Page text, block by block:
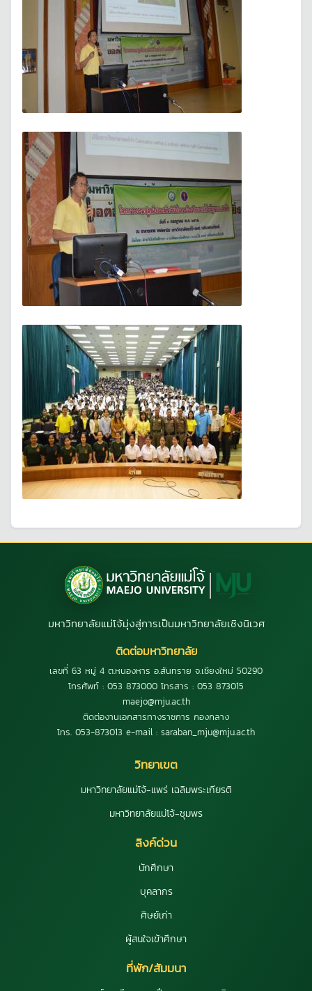
มหาวิทยาลัยแม่โจ้มุ่งสู่การเป็นมหาวิทยาลัยเชิงนิเวศ
ติดต่อมหาวิทยาลัย
เลขที่ 63 หมู่ 4 ต.หนองหาร อ.สันทราย จ.เชียงใหม่ 50290
โทรศัพท์ : 053 873000 โทรสาร : 053 873015
maejo@mju.ac.th
ติดต่องานเอกสารทางราชการ กองกลาง
โทร. 053-873013 e-mail : saraban_mju@mju.ac.th
วิทยาเขต
มหาวิทยาลัยแม่โจ้-แพร่ เฉลิมพระเกียรติ
มหาวิทยาลัยแม่โจ้-ชุมพร
ลิงค์ด่วน
นักศึกษา
บุคลากร
ศิษย์เก่า
ผู้สนใจเข้าศึกษา
ที่พัก/สัมมนา